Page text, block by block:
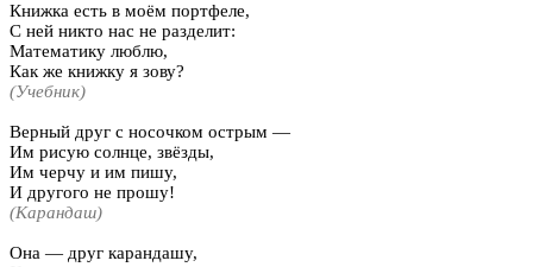
Книжка есть в моём портфеле,
С ней никто нас не разделит:
Математику люблю,
Как же книжку я зову?
(Учебник)
Верный друг с носочком острым —
Им рисую солнце, звёзды,
Им черчу и им пишу,
И другого не прошу!
(Карандаш)
Она — друг карандашу,